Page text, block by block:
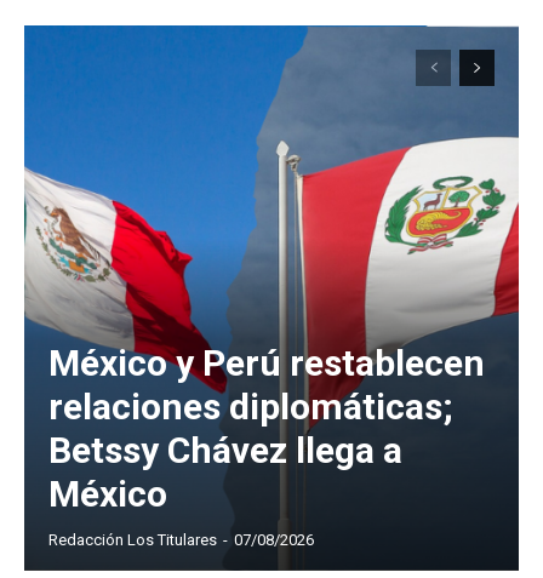
México y Perú restablecen
relaciones diplomáticas;
Betssy Chávez llega a
México
Redacción Los Titulares - 07/08/2026